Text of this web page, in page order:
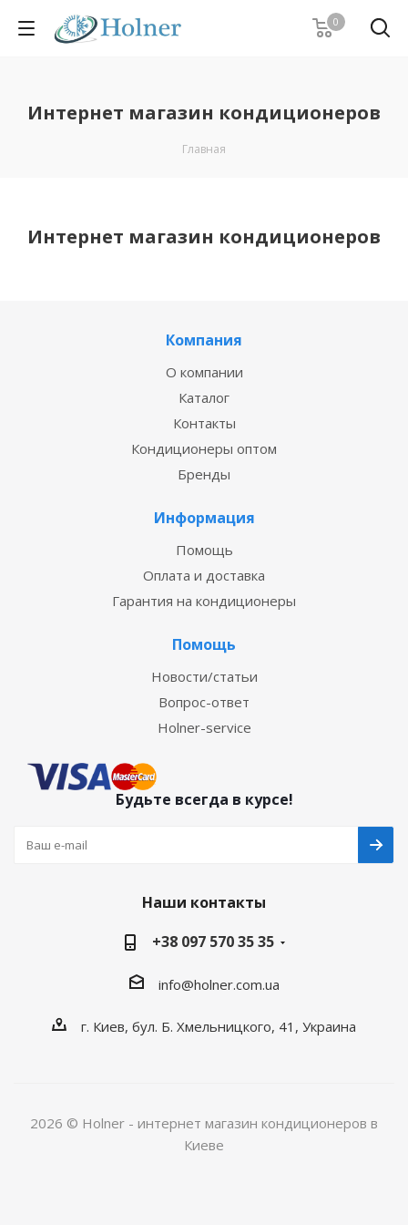
0
Интернет магазин кондиционеров
Главная
Интернет магазин кондиционеров
Компания
О компании
Каталог
Контакты
Кондиционеры оптом
Бренды
Информация
Помощь
Оплата и доставка
Гарантия на кондиционеры
Помощь
Новости/статьи
Вопрос-ответ
Holner-service
Будьте всегда в курсе!
Наши контакты
+38 097 570 35 35
info@holner.com.ua
г. Киев, бул. Б. Хмельницкого, 41, Украина
2026 © Holner - интернет магазин кондиционеров в
Киеве